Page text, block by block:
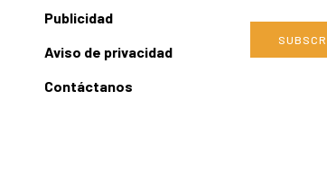
Publicidad
Aviso de privacidad
Contáctanos